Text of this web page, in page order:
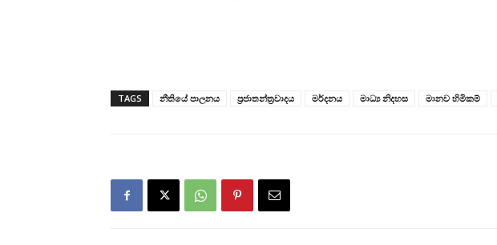
TAGS නීතියේ පාලනය ප්‍රජාතන්ත්‍රවාදය මර්දනය මාධ්‍ය නිදහස මානව හිමිකම්